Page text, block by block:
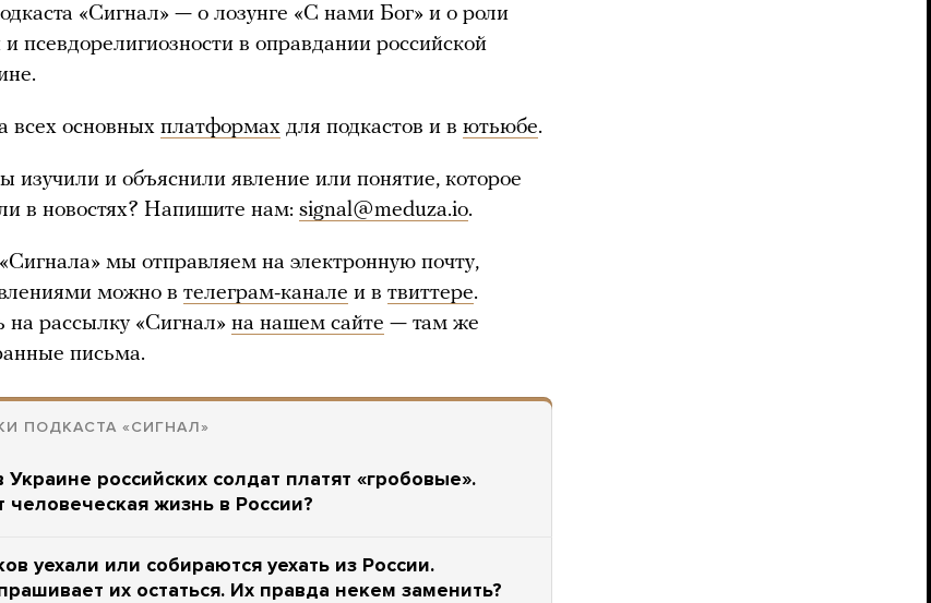
«Сигнал» — о лозунге «С нами Бог» и о роли
псевдорелигиозности в оправдании российской
всех основных платформах для подкастов и в ютьюбе.
изучили и объяснили явление или понятие, которое
в новостях? Напишите нам: signal@meduza.io.
мы отправляем на электронную почту,
можно в телеграм-канале и в твиттере.
на рассылку «Сигнал» на нашем сайте — там же
письма.
ПОДКАСТА «СИГНАЛ»
российских солдат платят «гробовые».
человеческая жизнь в России?
уехали или собираются уехать из России.
их остаться. Их правда некем заменить?